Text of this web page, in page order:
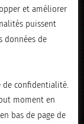
et améliorer
puissent
données de
confidentialité.
moment en
bas de page de